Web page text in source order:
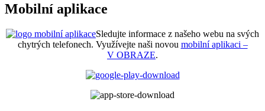
Mobilní aplikace
Sledujte informace z našeho webu na svých
chytrých telefonech. Využívejte naši novou mobilní aplikaci –
V OBRAZE.